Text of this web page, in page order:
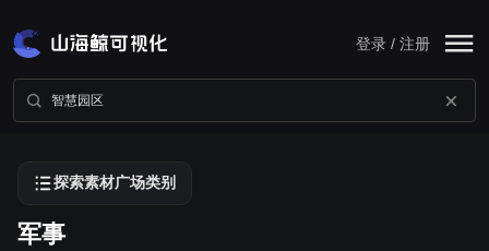
登录 / 注册
探索素材广场类别
军事